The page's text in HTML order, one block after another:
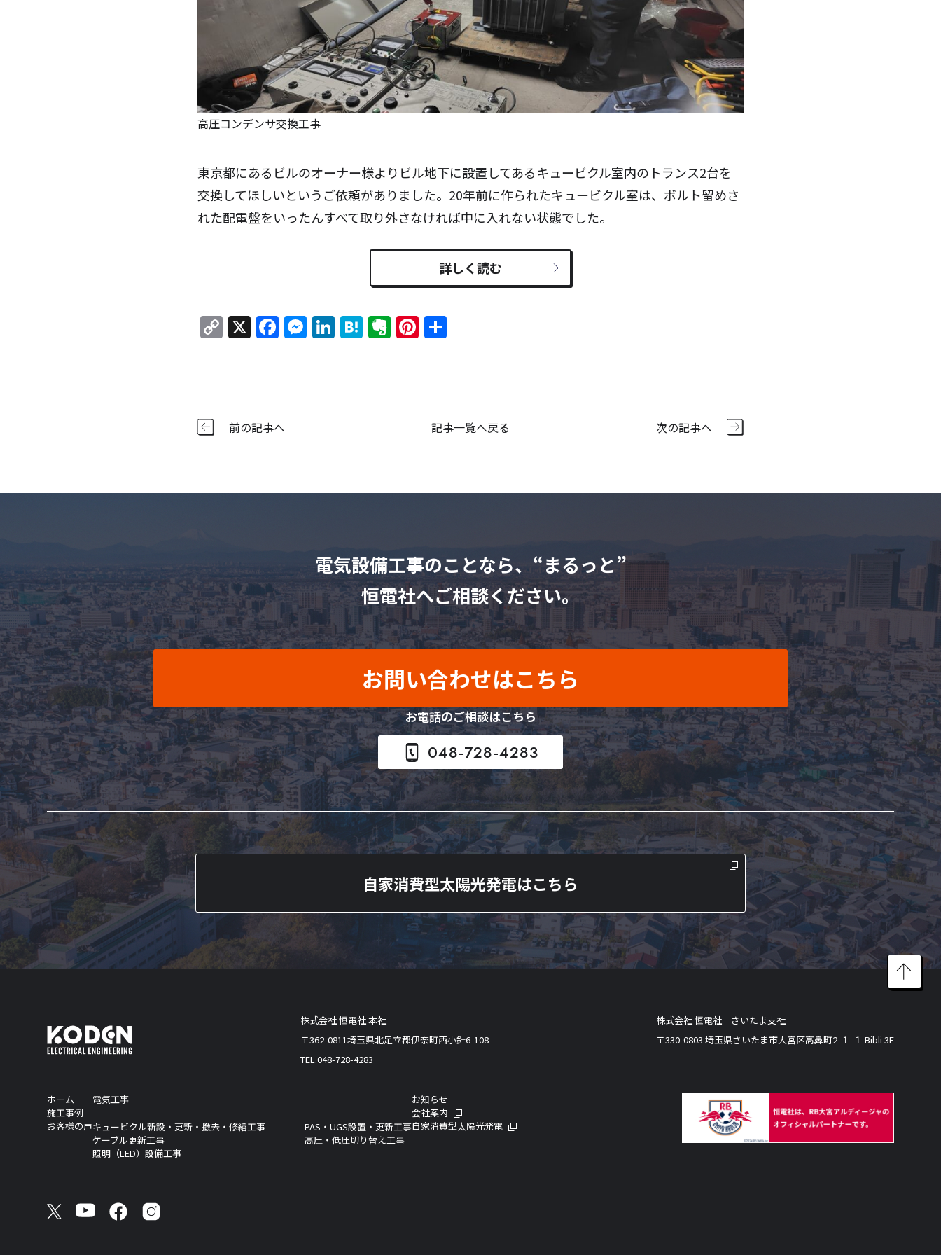
高圧コンデンサ交換工事
東京都にあるビルのオーナー様よりビル地下に設置してあるキュービクル室内のトランス2台を
交換してほしいというご依頼がありました。20年前に作られたキュービクル室は、ボルト留めさ
れた配電盤をいったんすべて取り外さなければ中に入れない状態でした。
詳しく読む
Copy
Link
X Facebook
Messenger
LinkedIn
Hatena
Evernote
Pinterest
前の記事へ 記事一覧へ戻る 次の記事へ
電気設備工事のことなら、“まるっと”
恒電社へご相談ください。
お問い合わせはこちら
お電話のご相談はこちら
048-728-4283
自家消費型太陽光発電はこちら
株式会社 恒電社 本社
〒362-0811埼玉県北足立郡伊奈町西小針6-108
TEL.048-728-4283
株式会社 恒電社 さいたま支社
〒330-0803 埼玉県さいたま市大宮区高鼻町2-１-１ Bibli 3F
ホーム
施工事例
お客様の声
電気工事
キュービクル新設・更新・撤去・修繕工事
ケーブル更新工事
照明（LED）設備工事
PAS・UGS設置・更新工事
高圧・低圧切り替え工事
お知らせ
会社案内
自家消費型太陽光発電